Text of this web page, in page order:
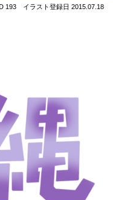
193 イラスト登録日 2015.07.18